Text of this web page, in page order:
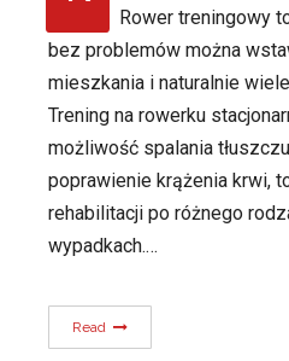
Rower treningowy
bez problemów można
mieszkania i naturalnie
Trening na rowerku
możliwość spalania
poprawienie krążenia krwi,
rehabilitacji po różnego
wypadkach.…
Read